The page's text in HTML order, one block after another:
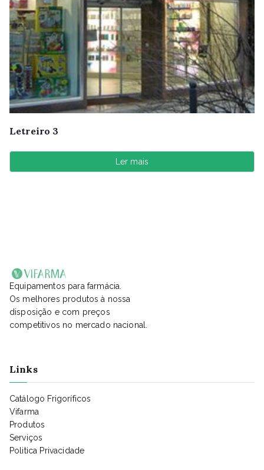
Letreiro 3
Ler mais
Equipamentos para farmácia.
Os melhores produtos à nossa
disposição e com preços
competitivos no mercado nacional.
Links
Catálogo Frigoríficos
Vifarma
Produtos
Serviços
Politica Privacidade